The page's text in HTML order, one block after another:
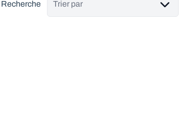
Recherche Trier par